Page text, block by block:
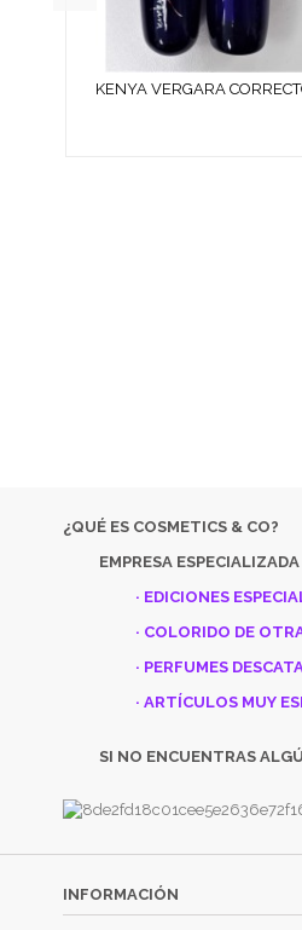
KENYA VERGARA
¿QUÉ ES COSMETICS & CO?
EMPRESA
· EDICIONES
· COLORIDO DE
· PERFUMES
· ARTÍCULOS MUY
SI NO ENCUENTRAS
INFORMACIÓN